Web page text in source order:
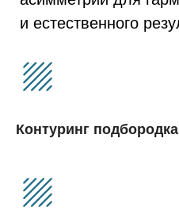
Контуринг подбородка